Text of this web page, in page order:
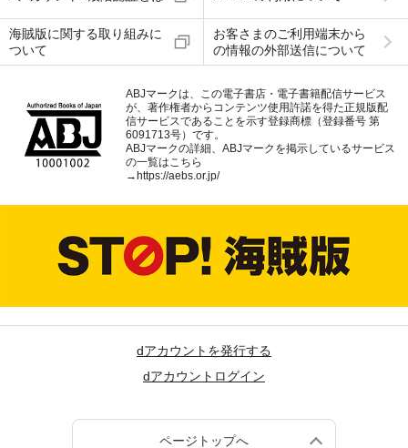
海賊版に関する取り組みに
ついて
お客さまのご利用端末から
の情報の外部送信について
ABJマークは、この電子書店・電子書籍配信サービス
が、著作権者からコンテンツ使用許諾を得た正規版配
信サービスであることを示す登録商標（登録番号 第
6091713号）です。
ABJマークの詳細、ABJマークを掲示しているサービス
の一覧はこちら
→ https://aebs.or.jp/
dアカウントを発行する
dアカウントログイン
ページトップへ